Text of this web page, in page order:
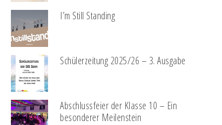
I’m Still Standing
Schülerzeitung 2025/26 – 3. Ausgabe
Abschlussfeier der Klasse 10 – Ein
besonderer Meilenstein